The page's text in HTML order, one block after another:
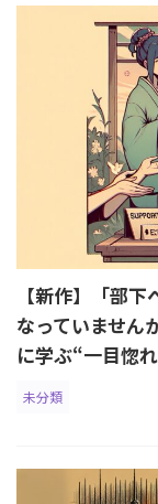
【新作】「部
なっていません
に学ぶ“一目惚
未分類